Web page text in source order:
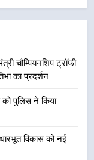
को रोजगार
पर की जाएगी
चौम्पियनशिप ट्रॉफी
का प्रदर्शन
पुलिस ने किया
विकास को नई